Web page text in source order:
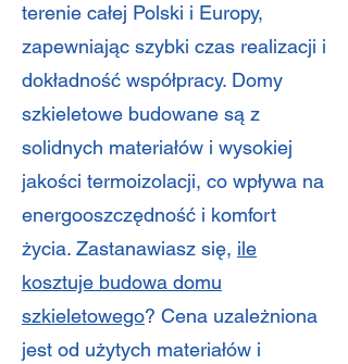
terenie całej Polski i Europy,
zapewniając szybki czas realizacji i
dokładność współpracy. Domy
szkieletowe budowane są z
solidnych materiałów i wysokiej
jakości termoizolacji, co wpływa na
energooszczędność i komfort
życia. Zastanawiasz się, ile
kosztuje budowa domu
szkieletowego? Cena uzależniona
jest od użytych materiałów i